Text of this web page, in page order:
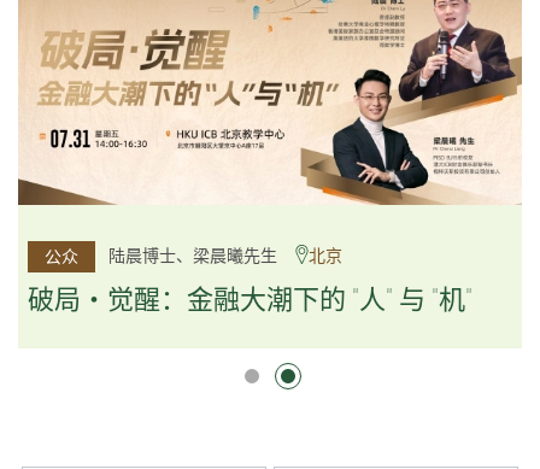
公众 杨文斌先生、邱良弼先生 广州
逻辑×算法：重塑资产配置内核
逻辑×算法：重塑资产配置内核
公众 陆晨博士、梁晨曦先生 北京
破局・觉醒：金融大潮下的 "人" 与 "机"